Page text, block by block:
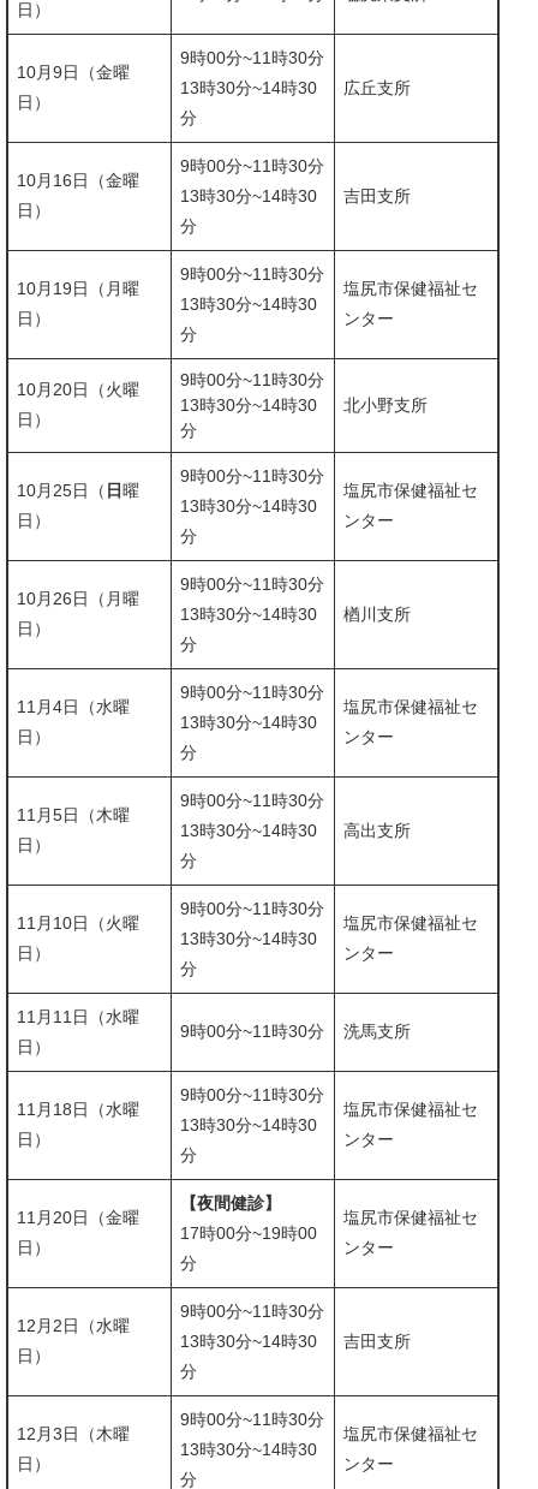
日）
10月9日（金曜
日）
9時00分~11時30分
​13時30分~14時30
分
広丘支所
10月16日（金曜
日）
9時00分~11時30分
​13時30分~14時30
分
吉田支所
10月19日（月曜
日）
9時00分~11時30分
​​13時30分~14時30
分
塩尻市保健福祉セ
ンター
10月20日（火曜
日）
9時00分~11時30分
​13時30分~14時30
分
北小野支所
10月25日（ 日曜
日）
9時00分~11時30分
​13時30分~14時30
分
塩尻市保健福祉セ
ンター
10月26日（月曜
日）
9時00分~11時30分
​13時30分~14時30
分
楢川支所
11月4日（水曜
日）
9時00分~11時30分
​13時30分~14時30
分
塩尻市保健福祉セ
ンター
11月5日（木曜
日）
9時00分~11時30分
​​13時30分~14時30
分
高出支所
11月10日（火曜
日）
9時00分~11時30分
​​​13時30分~14時30
分
塩尻市保健福祉セ
ンター
11月11日（水曜
日）
9時00分~11時30分 ​洗馬支所
11月18日（水曜
日）
9時00分~11時30分
​13時30分~14時30
分
塩尻市保健福祉セ
ンター
11月20日（金曜
日）
【夜間健診】
​17時00分~19時00
分
塩尻市保健福祉セ
ンター
12月2日（水曜
日）
9時00分~11時30分
​13時30分~14時30
分
吉田支所
12月3日（木曜
日）
9時00分~11時30分
13時30分~14時30
分
塩尻市保健福祉セ
ンター